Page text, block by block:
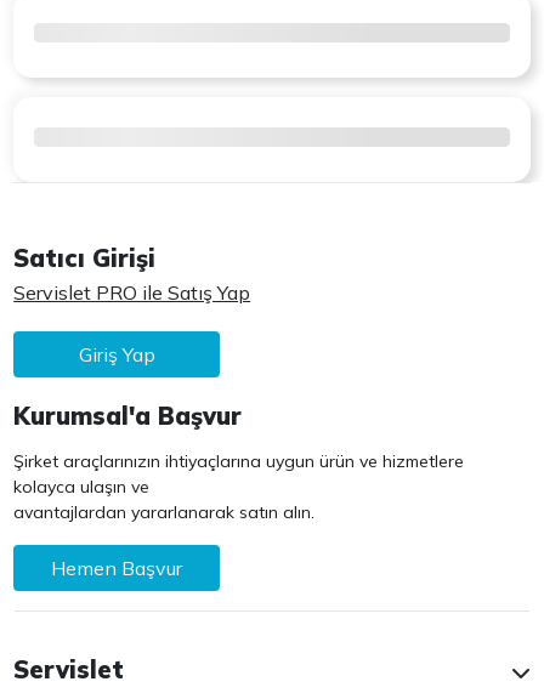
Satıcı Girişi
Servislet PRO ile Satış Yap
Giriş Yap
Kurumsal'a Başvur
Şirket araçlarınızın ihtiyaçlarına uygun ürün ve hizmetlere
kolayca ulaşın ve
avantajlardan yararlanarak satın alın.
Hemen Başvur
Servislet